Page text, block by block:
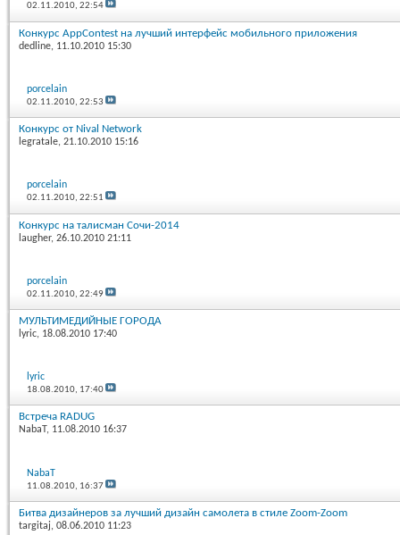
02.11.2010,22:54
Конкурс AppContest на лучший интерфейс мобильного приложения
dedline, 11.10.2010 15:30
porcelain
02.11.2010,22:53
Конкурс от Nival Network
legratale, 21.10.2010 15:16
porcelain
02.11.2010,22:51
Конкурс на талисман Сочи-2014
laugher, 26.10.2010 21:11
porcelain
02.11.2010,22:49
МУЛЬТИМЕДИЙНЫЕ ГОРОДА
lyric, 18.08.2010 17:40
lyric
18.08.2010, 17:40
Встреча RADUG
NabaT, 11.08.2010 16:37
NabaT
11.08.2010, 16:37
Битва дизайнеров за лучший дизайн самолета в стиле Zoom-Zoom
targitaj, 08.06.2010 11:23